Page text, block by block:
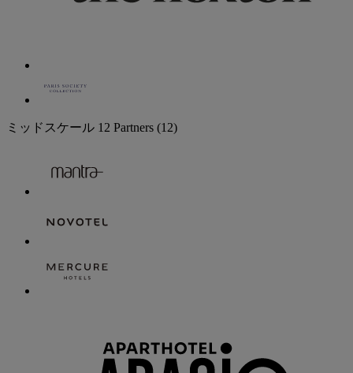
ミッドスケール 12 Partners (12)